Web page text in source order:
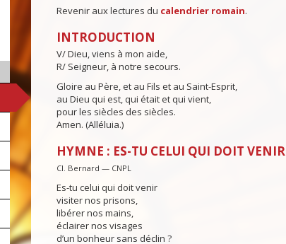
Revenir aux lectures du calendrier romain.
INTRODUCTION
V/ Dieu, viens à mon aide,
R/ Seigneur, à notre secours.
Gloire au Père, et au Fils et au Saint-Esprit,
au Dieu qui est, qui était et qui vient,
pour les siècles des siècles.
Amen. (Alléluia.)
HYMNE : ES-TU CELUI QUI DOIT VENIR
Cl. Bernard — CNPL
Es-tu celui qui doit venir
visiter nos prisons,
libérer nos mains,
éclairer nos visages
d’un bonheur sans déclin ?